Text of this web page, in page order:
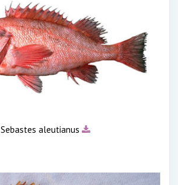
Sebastes aleutianus